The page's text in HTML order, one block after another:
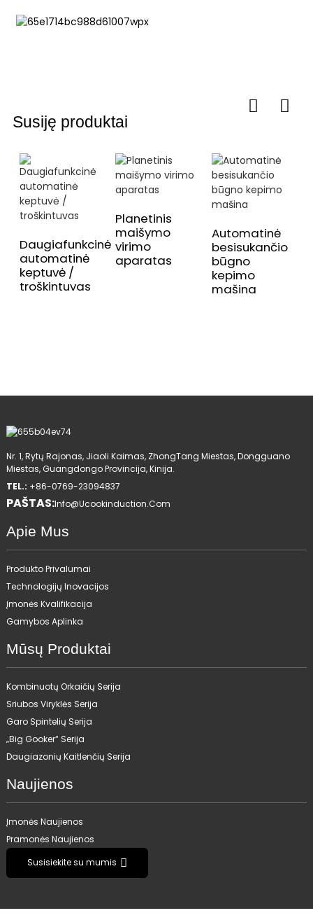
Susiję produktai
Daugiafunkcinė
automatinė
keptuvė /
troškintuvas
Planetinis
maišymo
virimo
aparatas
Automatinė
besisukančio
būgno
kepimo
mašina
Nr. 1, Rytų Rajonas, Jiaoli Kaimas, ZhongTang Miestas, Dongguano
Miestas, Guangdongo Provincija, Kinija.
TEL.: +86-0769-23094837
PAŠTAS:Info@ucookinduction.com
Apie Mus
Produkto Privalumai
Technologijų Inovacijos
Įmonės Kvalifikacija
Gamybos Aplinka
Mūsų Produktai
Kombinuotų Orkaičių Serija
Sriubos Viryklės Serija
Garo Spintelių Serija
„Big Gooker“ Serija
Daugiazonių Kaitlenčių Serija
Naujienos
Įmonės Naujienos
Pramonės Naujienos
Susisiekite su mumis